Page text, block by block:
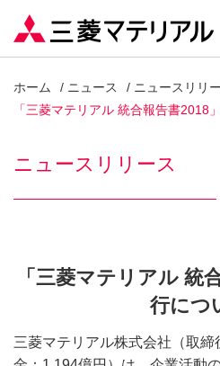
ホーム ニュース ニュースリリ
「三菱マテリアル 統合報告書2018
ニュースリリース
「三菱マテリアル 統
行につ
三菱マテリアル株式会社（取